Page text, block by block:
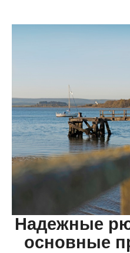
Надежные
основные